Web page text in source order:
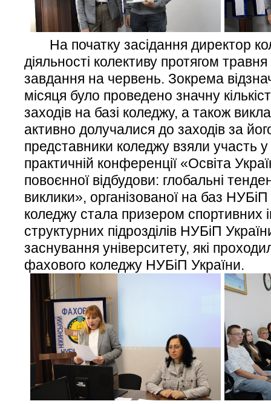
На початку засідання директор
діяльності колективу протягом
завдання на червень. Зокрема
місяця було проведено значну
заходів на базі коледжу, а також
активно долучалися до заходів за
представники коледжу взяли участь
практичній конференції «Освіта
повоєнної відбудови: глобальні
виклики», організованої на баз
коледжу стала призером спортивних
структурних підрозділів НУБіП
заснування університету, які
фахового коледжу НУБіП України.